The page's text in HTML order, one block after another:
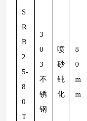
S
R
B
2
5-
8
0
T
3
0
3
不
锈
钢
喷
砂
钝
化
8
0
m
m